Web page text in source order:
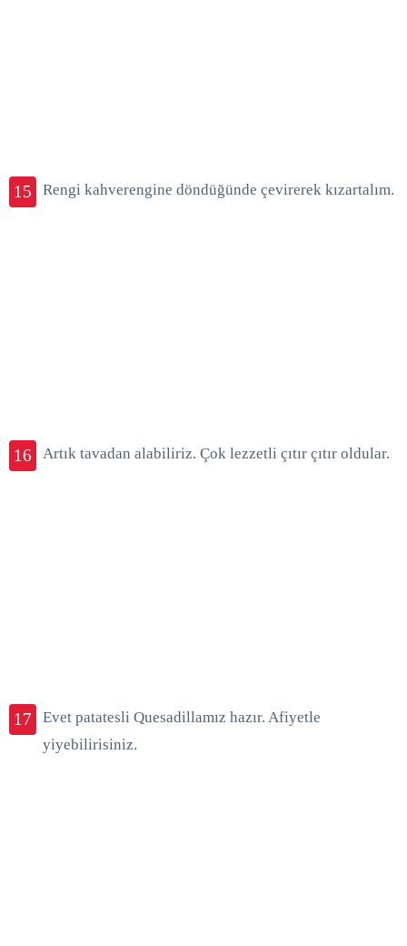
15 Rengi kahverengine döndüğünde çevirerek kızartalım.
16 Artık tavadan alabiliriz. Çok lezzetli çıtır çıtır oldular.
17
Evet patatesli Quesadillamız hazır. Afiyetle
yiyebilirisiniz.